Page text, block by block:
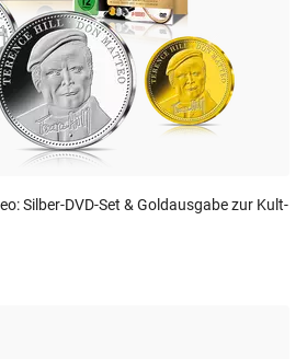
Silber-DVD-Set & Goldausgabe zur Kult-